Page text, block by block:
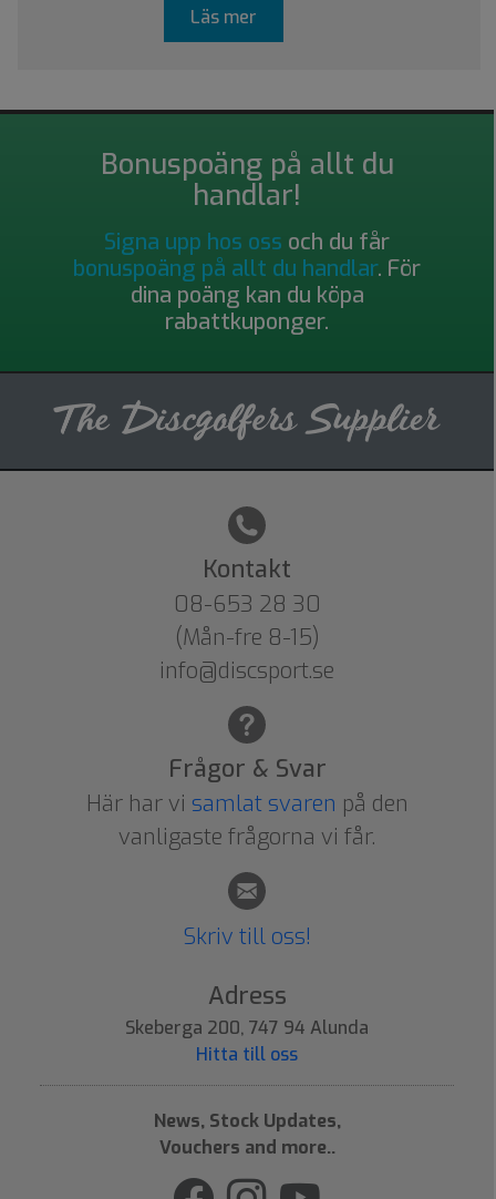
Läs mer
Bonuspoäng på allt du
handlar!
Signa upp hos oss och du får
bonuspoäng på allt du handlar. För
dina poäng kan du köpa
rabattkuponger.
Kontakt
08-653 28 30
(Mån-fre 8-15)
info@discsport.se
Frågor & Svar
Här har vi samlat svaren på den
vanligaste frågorna vi får.
Skriv till oss!
Adress
Skeberga 200, 747 94 Alunda
Hitta till oss
News, Stock Updates,
Vouchers and more..